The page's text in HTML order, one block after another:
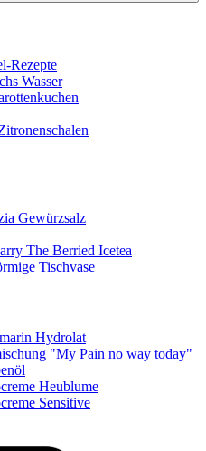
Rezepte
Wasser
Gewürzsalz
The Berried Icetea
Tischvase
Hydrolat
"My Pain no way today"
Heublume
Sensitive